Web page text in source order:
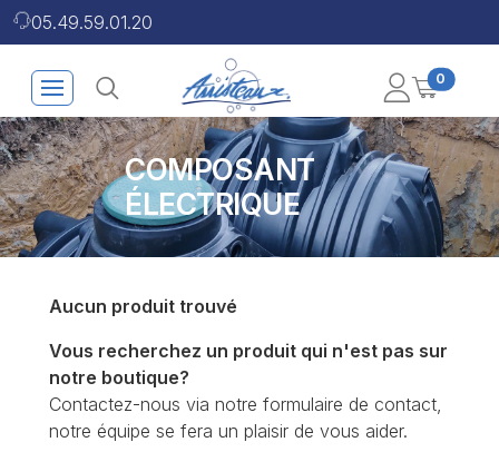
05.49.59.01.20
0
COMPOSANT
ÉLECTRIQUE
Aucun produit trouvé
Vous recherchez un produit qui n'est pas sur
notre boutique?
Contactez-nous via notre formulaire de contact,
notre équipe se fera un plaisir de vous aider.